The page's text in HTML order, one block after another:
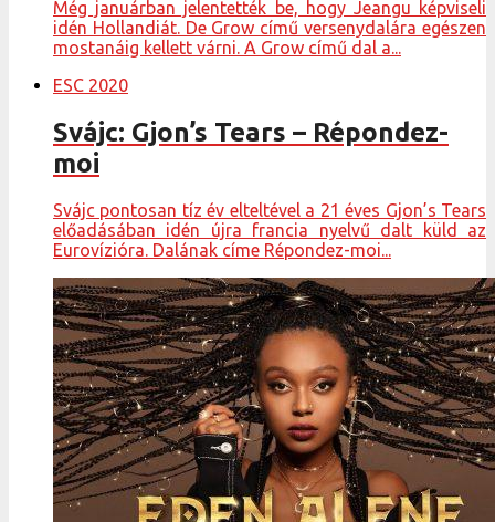
Még januárban jelentették be, hogy Jeangu képviseli
idén Hollandiát. De Grow című versenydalára egészen
mostanáig kellett várni. A Grow című dal a...
ESC 2020
Svájc: Gjon’s Tears – Répondez-
moi
Svájc pontosan tíz év elteltével a 21 éves Gjon’s Tears
előadásában idén újra francia nyelvű dalt küld az
Eurovízióra. Dalának címe Répondez-moi...